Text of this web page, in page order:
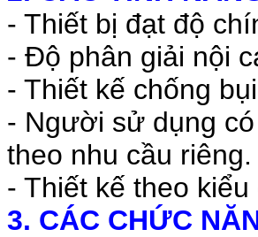
- Thiết bị đạt độ
- Độ phân giải nội
- Thiết kế chống
- Người sử dụng
theo nhu cầu riêng.
- Thiết kế theo
3. CÁC CHỨC